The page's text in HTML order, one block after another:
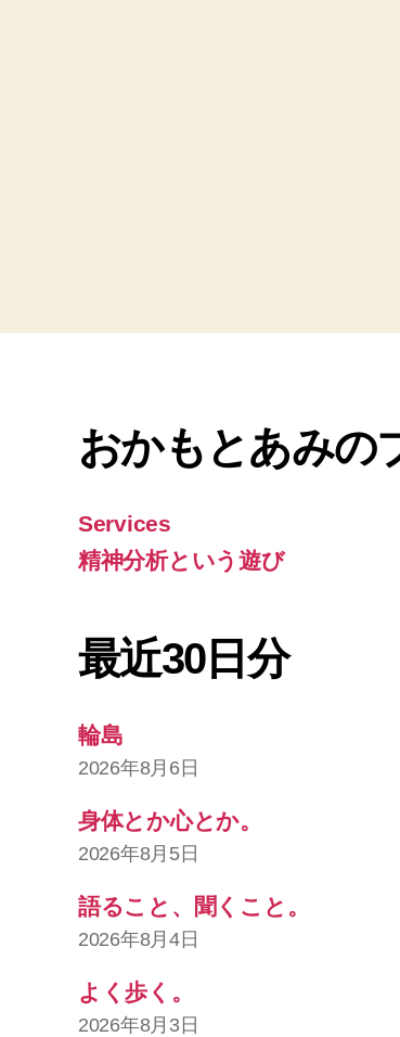
おかもとあみの
Services
精神分析という遊び
最近30日分
輪島
2026年8月6日
身体とか心とか。
2026年8月5日
語ること、聞くこと。
2026年8月4日
よく歩く。
2026年8月3日